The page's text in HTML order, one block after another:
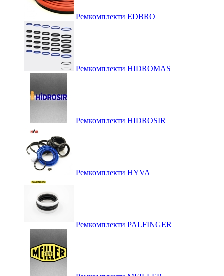
Ремкомплекти EDBRO
Ремкомплекти HIDROMAS
Ремкомплекти HIDROSIR
Ремкомплекти HYVA
Ремкомплекти PALFINGER